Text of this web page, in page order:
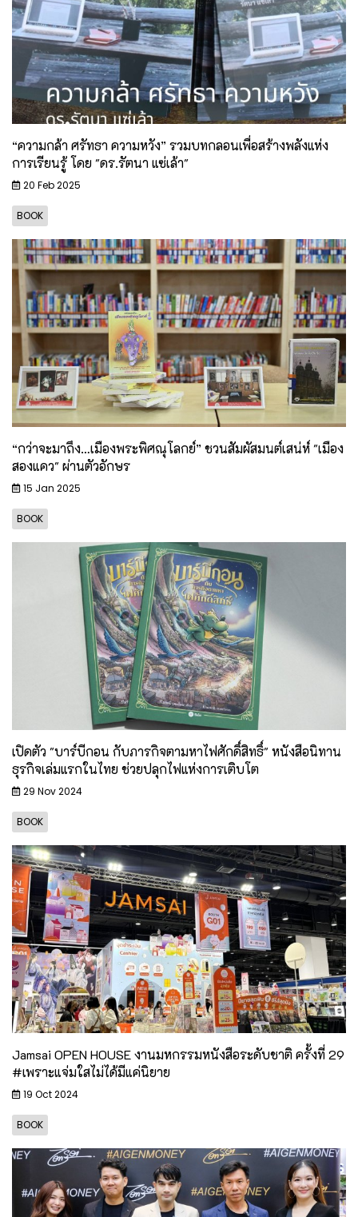
“ความกล้า ศรัทธา ความหวัง” รวมบทกลอนเพื่อสร้างพลังแห่ง
การเรียนรู้ โดย "ดร.รัตนา แซ่เล้า"
20 Feb 2025
BOOK
“กว่าจะมาถึง…เมืองพระพิศณุโลกย์” ชวนสัมผัสมนต์เสน่ห์ "เมือง
สองแคว" ผ่านตัวอักษร
15 Jan 2025
BOOK
เปิดตัว "บาร์บีกอน กับภารกิจตามหาไฟศักดิ์สิทธิ์" หนังสือนิทาน
ธุรกิจเล่มแรกในไทย ช่วยปลุกไฟแห่งการเติบโต
29 Nov 2024
BOOK
Jamsai OPEN HOUSE งานมหกรรมหนังสือระดับชาติ ครั้งที่ 29
#เพราะแจ่มใสไม่ได้มีแค่นิยาย
19 Oct 2024
BOOK